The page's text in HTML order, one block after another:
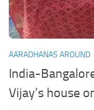
AARADHANAS AROUND
India-
Vijay’s house